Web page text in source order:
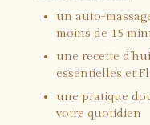
un auto-
moins de 15
une recette
essentielles et
une pratique
votre quotidien